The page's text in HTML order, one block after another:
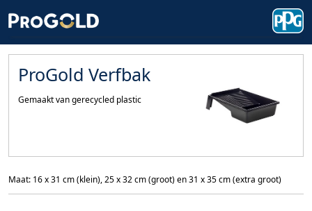
ProGold Verfbak
Gemaakt van gerecycled plastic
Maat: 16 x 31 cm (klein), 25 x 32 cm (groot) en 31 x 35 cm (extra groot)